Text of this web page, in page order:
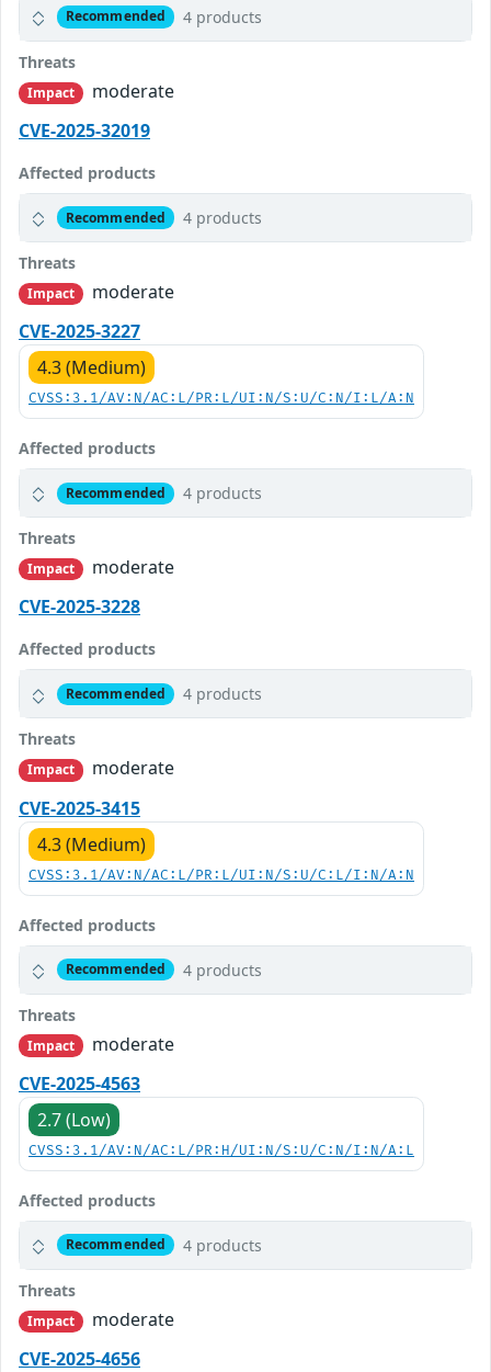
Recommended 4 products
Threats
Impact
moderate
CVE-2025-32019
Affected products
Recommended 4 products
Threats
Impact
moderate
CVE-2025-3227
4.3 (Medium)
CVSS:3.1/AV:N/AC:L/PR:L/UI:N/S:U/C:N/I:L/A:N
Affected products
Recommended 4 products
Threats
Impact
moderate
CVE-2025-3228
Affected products
Recommended 4 products
Threats
Impact
moderate
CVE-2025-3415
4.3 (Medium)
CVSS:3.1/AV:N/AC:L/PR:L/UI:N/S:U/C:L/I:N/A:N
Affected products
Recommended 4 products
Threats
Impact
moderate
CVE-2025-4563
2.7 (Low)
CVSS:3.1/AV:N/AC:L/PR:H/UI:N/S:U/C:N/I:N/A:L
Affected products
Recommended 4 products
Threats
Impact
moderate
CVE-2025-4656